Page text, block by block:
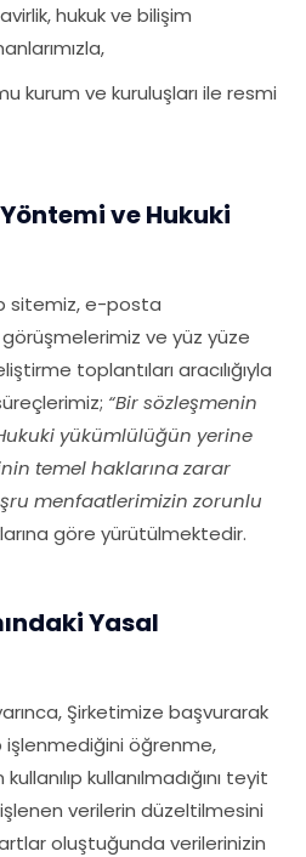
hukuk ve bilişim
kurum ve kuruluşları ile resmi
ve Hukuki
sitemiz, e-posta
görüşmelerimiz ve yüz yüze
toplantıları aracılığıyla
“Bir sözleşmenin
yükümlülüğün yerine
temel haklarına zarar
menfaatlerimizin zorunlu
göre yürütülmektedir.
Yasal
Şirketimize başvurarak
işlenmediğini öğrenme,
kullanılmadığını teyit
verilerin düzeltilmesini
oluştuğunda verilerinizin